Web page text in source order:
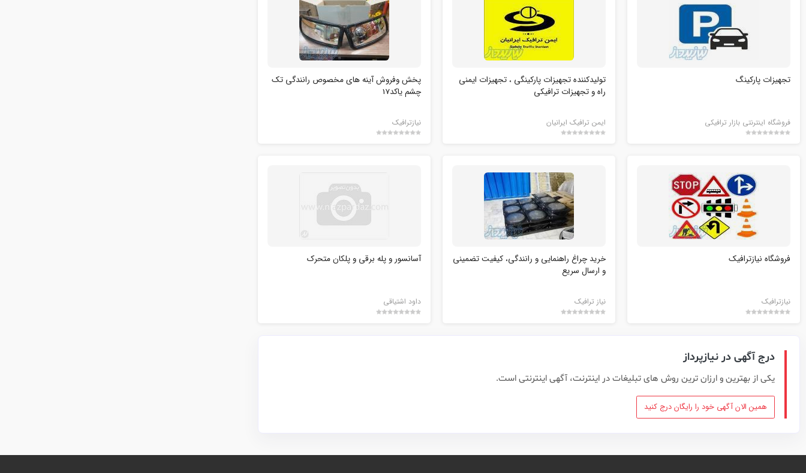
تجهیزات پارکینگ
فروشگاه اینترنتی بازار ترافیکی
تولیدکننده تجهیزات پارکینگی ، تجهیزات ایمنی
راه و تجهیزات ترافیکی
ایمن ترافیک ایرانیان
پخش وفروش آینه های مخصوص رانندگی تک
چشم یاکد17
نیازترافیک
فروشگاه نیازترافیک
نیازترافیک
خرید چراغ راهنمایی و رانندگی، کیفیت تضمینی
و ارسال سریع
نیاز ترافیک
آسانسور و پله برقی و پلکان متحرک
داود اشتیاقی
درج آگهی در نیازپرداز
یکی از بهترین و ارزان ترین روش های تبلیغات در اینترنت، آگهی اینترنتی است.
همین الان آگهی خود را رایگان درج کنید